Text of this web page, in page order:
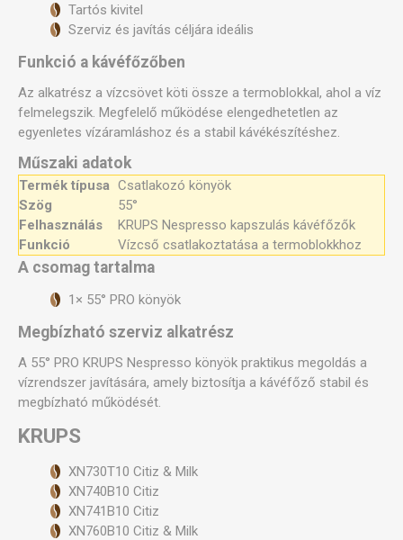
Tartós kivitel
Szerviz és javítás céljára ideális
Funkció a kávéfőzőben
Az alkatrész a vízcsövet köti össze a termoblokkal, ahol a víz
felmelegszik. Megfelelő működése elengedhetetlen az
egyenletes vízáramláshoz és a stabil kávékészítéshez.
Műszaki adatok
Termék típusa Csatlakozó könyök
Szög
55°
Felhasználás
KRUPS Nespresso kapszulás kávéfőzők
Funkció
Vízcső csatlakoztatása a termoblokkhoz
A csomag tartalma
1× 55° PRO könyök
Megbízható szerviz alkatrész
A 55° PRO KRUPS Nespresso könyök praktikus megoldás a
vízrendszer javítására, amely biztosítja a kávéfőző stabil és
megbízható működését.
KRUPS
XN730T10 Citiz & Milk
XN740B10 Citiz
XN741B10 Citiz
XN760B10 Citiz & Milk